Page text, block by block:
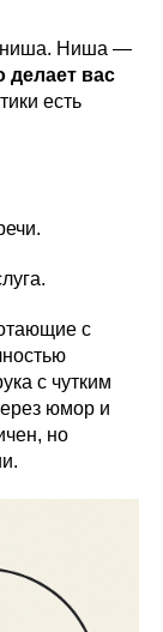
ниша. Ниша —
делает вас
есть
с
с чутким
юмор и
но